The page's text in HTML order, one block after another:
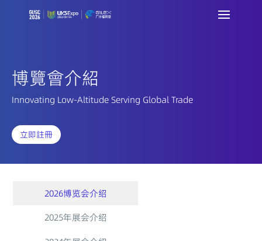
博覽會介紹
Innovating Low-Altitude Serving Global Trade
立即註冊
2026博览会介绍
2025年展会介绍